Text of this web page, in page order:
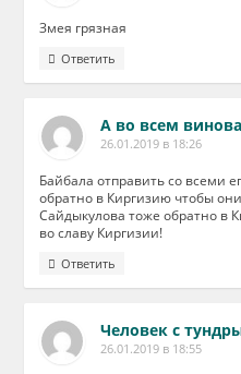
Змея грязная
Ответить
А во всем
26.01.2019 в 18:26
Байбала отправить со всеми
обратно в Киргизию чтобы
Сайдыкулова тоже обратно в
во славу Киргизии!
Ответить
Человек с
26.01.2019 в 18:55